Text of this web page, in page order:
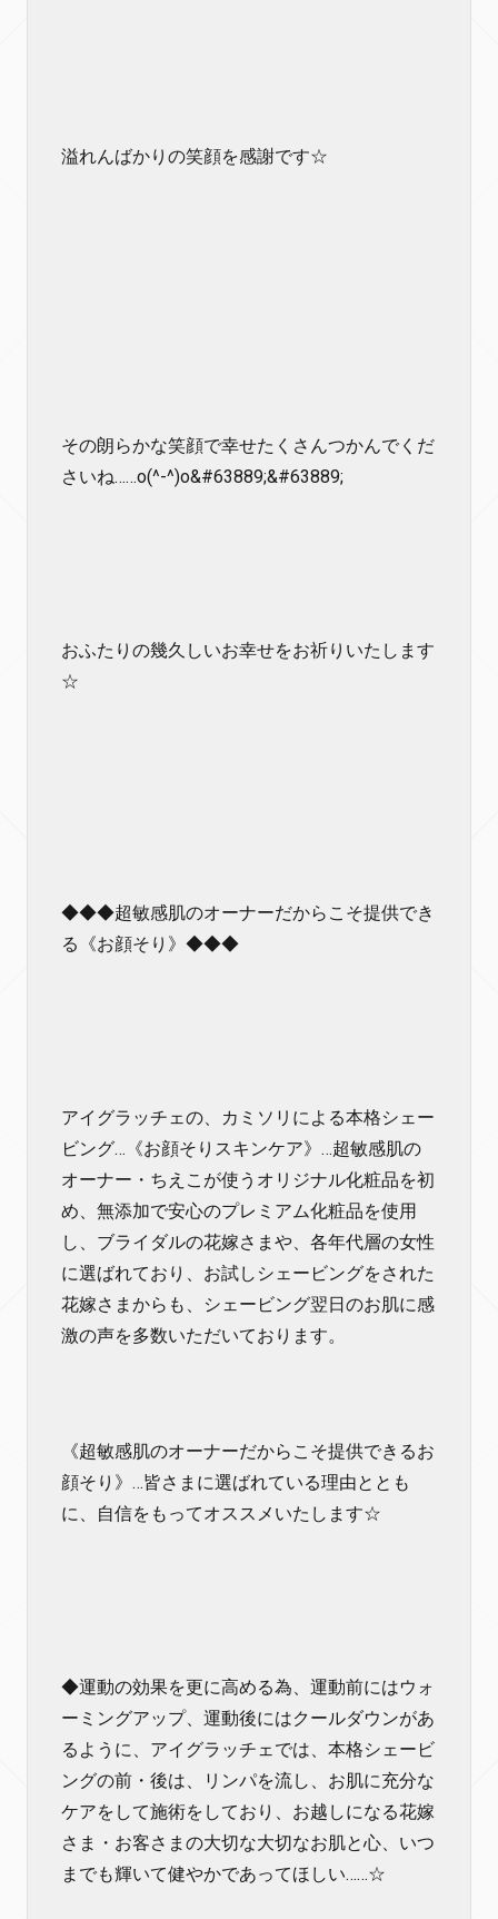
溢れんばかりの笑顔を感謝です☆
その朗らかな笑顔で幸せたくさんつかんでくだ
さいね……o(^-^)o&#63889;&#63889;
おふたりの幾久しいお幸せをお祈りいたします
☆
◆◆◆超敏感肌のオーナーだからこそ提供でき
る《お顔そり》◆◆◆
アイグラッチェの、カミソリによる本格シェー
ビング…《お顔そりスキンケア》…超敏感肌の
オーナー・ちえこが使うオリジナル化粧品を初
め、無添加で安心のプレミアム化粧品を使用
し、ブライダルの花嫁さまや、各年代層の女性
に選ばれており、お試しシェービングをされた
花嫁さまからも、シェービング翌日のお肌に感
激の声を多数いただいております。
《超敏感肌のオーナーだからこそ提供できるお
顔そり》…皆さまに選ばれている理由ととも
に、自信をもってオススメいたします☆
◆運動の効果を更に高める為、運動前にはウォ
ーミングアップ、運動後にはクールダウンがあ
るように、アイグラッチェでは、本格シェービ
ングの前・後は、リンパを流し、お肌に充分な
ケアをして施術をしており、お越しになる花嫁
さま・お客さまの大切な大切なお肌と心、いつ
までも輝いて健やかであってほしい……☆